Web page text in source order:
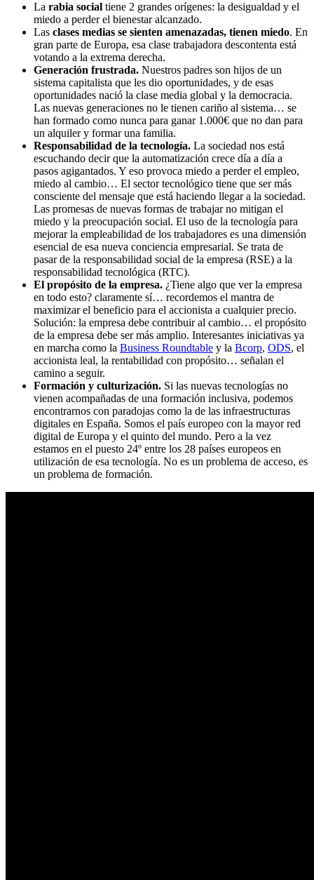
La rabia social tiene 2 grandes orígenes: la desigualdad y el
miedo a perder el bienestar alcanzado.
Las clases medias se sienten amenazadas, tienen miedo. En
gran parte de Europa, esa clase trabajadora descontenta está
votando a la extrema derecha.
Generación frustrada. Nuestros padres son hijos de un
sistema capitalista que les dio oportunidades, y de esas
oportunidades nació la clase media global y la democracia.
Las nuevas generaciones no le tienen cariño al sistema… se
han formado como nunca para ganar 1.000€ que no dan para
un alquiler y formar una familia.
Responsabilidad de la tecnología. La sociedad nos está
escuchando decir que la automatización crece día a día a
pasos agigantados. Y eso provoca miedo a perder el empleo,
miedo al cambio… El sector tecnológico tiene que ser más
consciente del mensaje que está haciendo llegar a la sociedad.
Las promesas de nuevas formas de trabajar no mitigan el
miedo y la preocupación social. El uso de la tecnología para
mejorar la empleabilidad de los trabajadores es una dimensión
esencial de esa nueva conciencia empresarial. Se trata de
pasar de la responsabilidad social de la empresa (RSE) a la
responsabilidad tecnológica (RTC).
El propósito de la empresa. ¿Tiene algo que ver la empresa
en todo esto? claramente sí… recordemos el mantra de
maximizar el beneficio para el accionista a cualquier precio.
Solución: la empresa debe contribuir al cambio… el propósito
de la empresa debe ser más amplio. Interesantes iniciativas ya
en marcha como la Business Roundtable y la Bcorp, ODS, el
accionista leal, la rentabilidad con propósito… señalan el
camino a seguir.
Formación y culturización. Si las nuevas tecnologías no
vienen acompañadas de una formación inclusiva, podemos
encontrarnos con paradojas como la de las infraestructuras
digitales en España. Somos el país europeo con la mayor red
digital de Europa y el quinto del mundo. Pero a la vez
estamos en el puesto 24º entre los 28 países europeos en
utilización de esa tecnología. No es un problema de acceso, es
un problema de formación.